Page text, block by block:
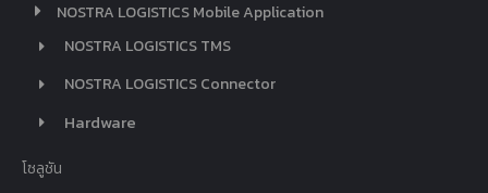
NOSTRA LOGISTICS Mobile Application
NOSTRA LOGISTICS TMS
NOSTRA LOGISTICS Connector
Hardware
โซลูชัน